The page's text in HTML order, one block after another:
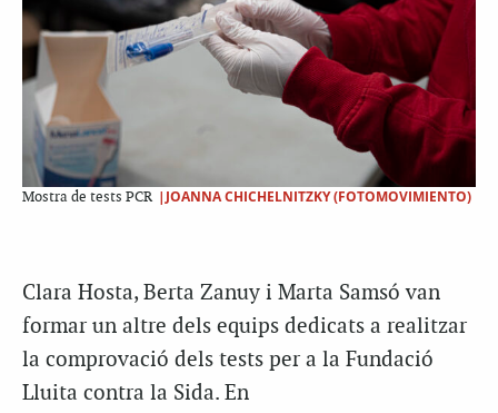
Mostra de tests PCR |JOANNA CHICHELNITZKY (FOTOMOVIMIENTO)
Clara Hosta, Berta Zanuy i Marta Samsó van
formar un altre dels equips dedicats a realitzar
la comprovació dels tests per a la Fundació
Lluita contra la Sida. En